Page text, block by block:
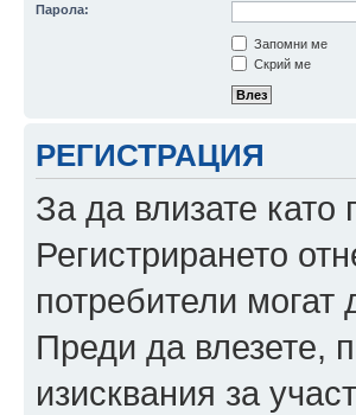
Парола:
Запомни ме
Скрий ме
РЕГИСТРАЦИЯ
За да влизате като
Регистрирането
потребители
Преди да влезете,
изисквания за